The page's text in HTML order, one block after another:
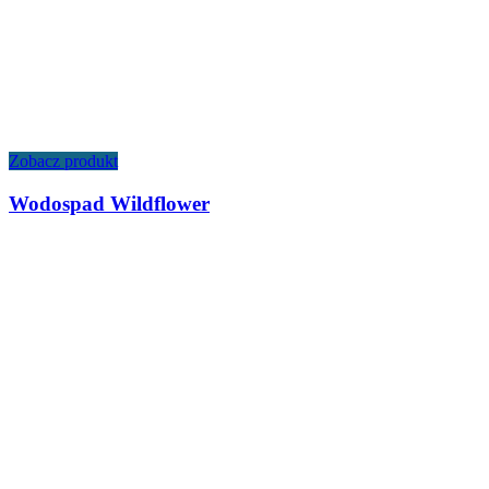
Zobacz produkt
Wodospad Wildflower